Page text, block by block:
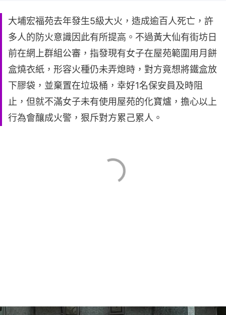
大埔宏福苑去年發生5級大火，造成逾百人死亡，許
多人的防火意識因此有所提高。不過黃大仙有街坊日
前在網上群組公審，指發現有女子在屋苑範圍用月餅
盒燒衣紙，形容火種仍未弄熄時，對方竟想將鐵盒放
下膠袋，並棄置在垃圾桶，幸好1名保安員及時阻
止，但就不滿女子未有使用屋苑的化寶爐，擔心以上
行為會釀成火警，狠斥對方累己累人。